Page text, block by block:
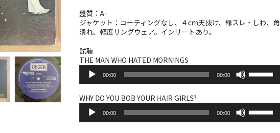
盤質：A-
ジャケット：コーティングなし、４cm天抜け、縁スレ・しわ、角
潰れ、軽度リングウェア。インサートあり。
試聴
THE MAN WHO HATED MORNINGS
プ
レ
ー
ー
00:00 00:00
リ
調
節
WHY DO YOU BOB YOUR HAIR GIRLS?
プ
00:00 00:00
リ